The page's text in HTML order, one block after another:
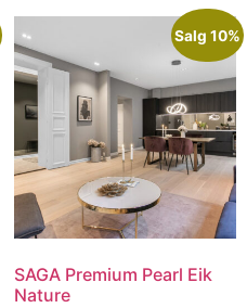
Salg 10%
SAGA Premium Pearl Eik
Nature